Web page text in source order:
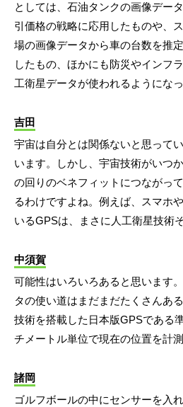
としては、石油タンクの画像デー
引価格の戦略に応用したものや、
場の画像データから車の台数を推
したもの、ほかにも防災やインフ
工衛星データが使われるようになっ
吉田
宇宙は自分とは関係ないと思って
います。しかし、宇宙技術がいつ
の回りのベネフィットにつながっ
るわけですよね。例えば、スマホ
いるGPSは、まさに人工衛星技術
中須賀
可能性はいろいろあると思います
タの使い道はまだまだたくさんあ
技術を搭載した日本版GPSである
チメートル単位で現在の位置を計
諸岡
ゴルフボールの中にセンサーを入